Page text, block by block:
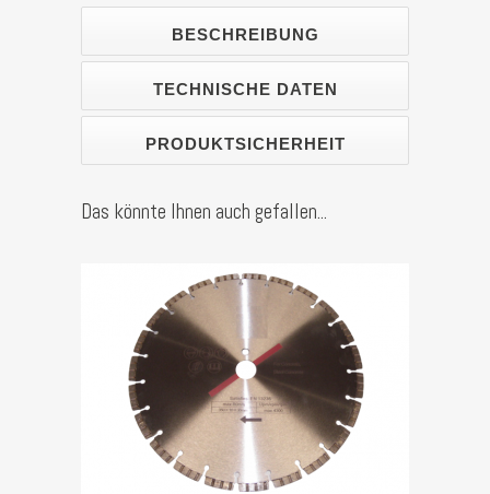
BESCHREIBUNG
TECHNISCHE DATEN
PRODUKTSICHERHEIT
Das könnte Ihnen auch gefallen...